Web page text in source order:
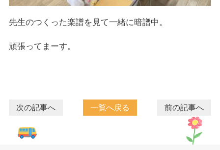
先生のつくった楽譜を見て一緒に暗譜中。
頑張ってまーす。
次の記事へ 一覧へ戻る 前の記事へ